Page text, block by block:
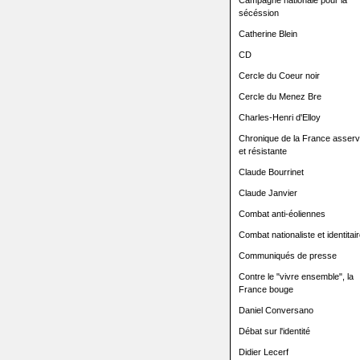
sécéssion
Catherine Blein
CD
Cercle du Coeur noir
Cercle du Menez Bre
Charles-Henri d'Elloy
Chronique de la France
et résistante
Claude Bourrinet
Claude Janvier
Combat anti-éoliennes
Combat nationaliste et
Communiqués de presse
Contre le "vivre ensemble", la
France bouge
Daniel Conversano
Débat sur l'identité
Didier Lecerf